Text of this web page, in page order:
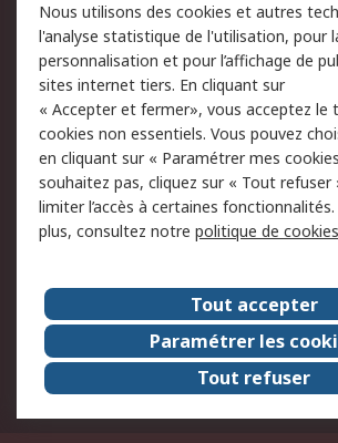
du site
Politique de protection
des données - Mise à
jour
Conditions générales
de vente
Campagnes marketing
A propos de RS
A propos de RS France
Le groupe RS Group Plc
Presse
RS dans le monde
Nous rejoindre
RS
Nous utilisons des cookies et autres
l'analyse statistique de l'utilisation, pour
personnalisation et pour l’affichage de
sites internet tiers. En cliquant sur
« Accepter et fermer», vous acceptez le
cookies non essentiels. Vous pouvez
en cliquant sur « Paramétrer mes
souhaitez pas, cliquez sur « Tout refuser
limiter l’accès à certaines
plus, consultez notre politique de
Tout accepter
Paramétrer les
Tout refuser